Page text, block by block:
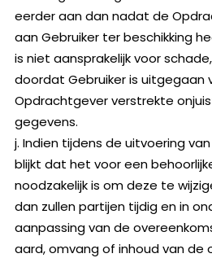
eerder aan dan nadat de
aan Gebruiker ter beschikking
is niet aansprakelijk voor
doordat Gebruiker is uitgegaan
Opdrachtgever verstrekte
gegevens.
j. Indien tijdens de uitvoering
blijkt dat het voor een
noodzakelijk is om deze te
dan zullen partijen tijdig en in
aanpassing van de
aard, omvang of inhoud van de